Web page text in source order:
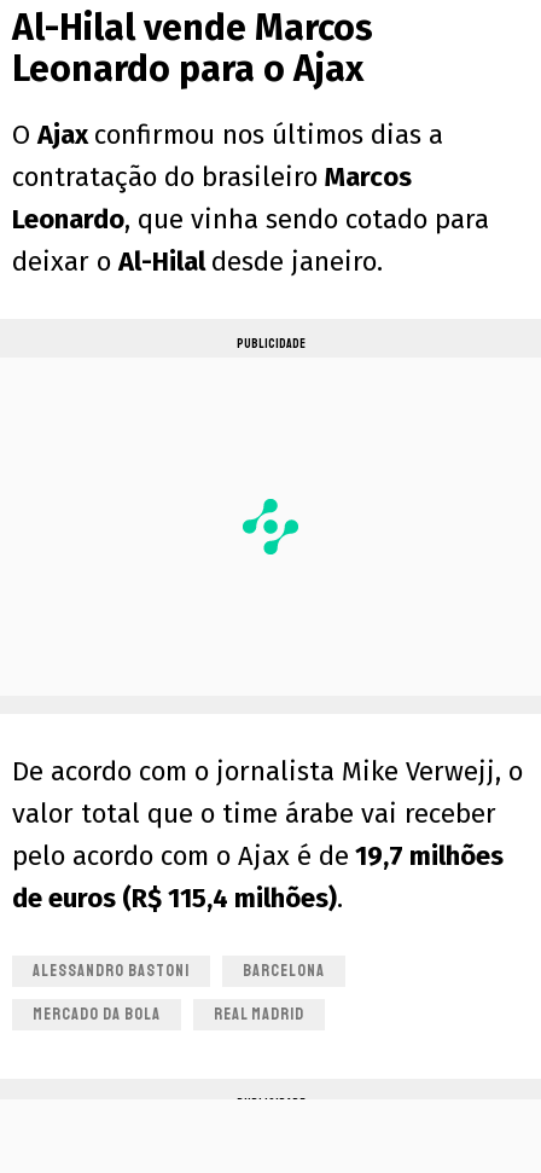
Al-Hilal vende Marcos
Leonardo para o Ajax
OAjaxconfirmou nos últimos dias a
contratação do brasileiro Marcos
Leonardo, que vinha sendo cotado para
deixar oAl-Hilaldesde janeiro.
PUBLICIDADE
De acordo com o jornalista Mike Verwejj, o
valor total que o time árabe vai receber
pelo acordo com o Ajax é de 19,7 milhões
de euros (R$ 115,4 milhões).
ALESSANDRO BASTONI BARCELONA
MERCADO DA BOLA REAL MADRID
PUBLICIDADE